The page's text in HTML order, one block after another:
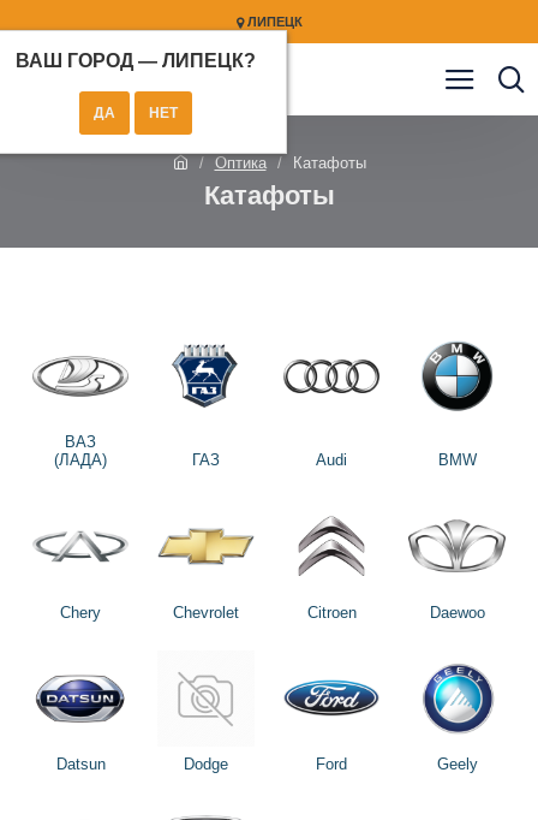
ЛИПЕЦК
ВАШ ГОРОД — ЛИПЕЦК?
Оптика Катафоты
Катафоты
ВАЗ
(ЛАДА)
ГАЗ Audi BMW
Chery Chevrolet Citroen Daewoo
Datsun Dodge Ford Geely